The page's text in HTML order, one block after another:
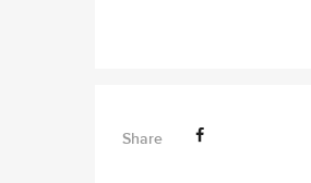
Share